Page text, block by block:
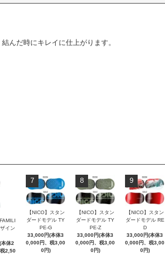
んだ時にキレイに仕上がります。
イン
体2
2,50
7
【NICO】スタン
ダードモデル TY
PE-G
33,000円(本体3
0,000円、税3,00
0円)
8
【NICO】スタン
ダードモデル TY
PE-Z
33,000円(本体3
0,000円、税3,00
0円)
9
【NICO】スタン
ダードモデル RE
D
33,000円(本体3
0,000円、税3,00
0円)